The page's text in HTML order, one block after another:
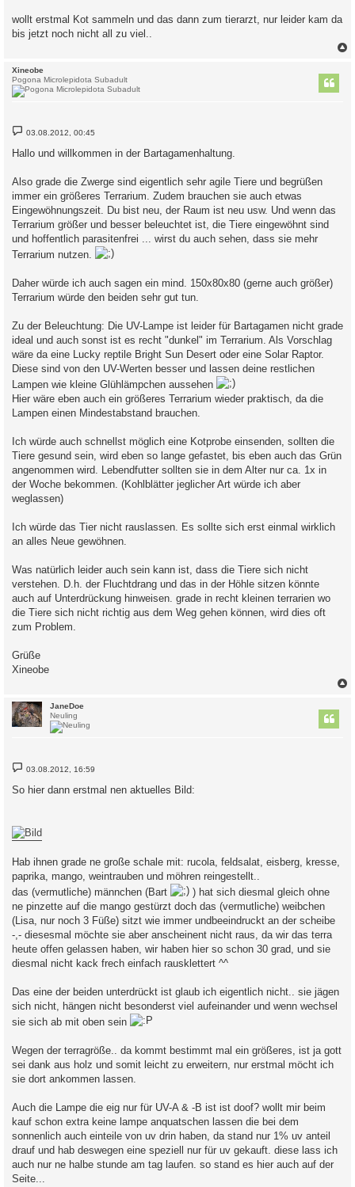
wollt erstmal Kot sammeln und das dann zum tierarzt, nur leider kam da
bis jetzt noch nicht all zu viel..
Xineobe
Pogona Microlepidota Subadult
B
e
i
t
g
03.08.2012, 00:45
Hallo und willkommen in der Bartagamenhaltung.
Also grade die Zwerge sind eigentlich sehr agile Tiere und begrüßen
immer ein größeres Terrarium. Zudem brauchen sie auch etwas
Eingewöhnungszeit. Du bist neu, der Raum ist neu usw. Und wenn das
Terrarium größer und besser beleuchtet ist, die Tiere eingewöhnt sind
und hoffentlich parasitenfrei ... wirst du auch sehen, dass sie mehr
Terrarium nutzen.
Daher würde ich auch sagen ein mind. 150x80x80 (gerne auch größer)
Terrarium würde den beiden sehr gut tun.
Zu der Beleuchtung: Die UV-Lampe ist leider für Bartagamen nicht grade
ideal und auch sonst ist es recht "dunkel" im Terrarium. Als Vorschlag
wäre da eine Lucky reptile Bright Sun Desert oder eine Solar Raptor.
Diese sind von den UV-Werten besser und lassen deine restlichen
Lampen wie kleine Glühlämpchen aussehen
Hier wäre eben auch ein größeres Terrarium wieder praktisch, da die
Lampen einen Mindestabstand brauchen.
Ich würde auch schnellst möglich eine Kotprobe einsenden, sollten die
Tiere gesund sein, wird eben so lange gefastet, bis eben auch das Grün
angenommen wird. Lebendfutter sollten sie in dem Alter nur ca. 1x in
der Woche bekommen. (Kohlblätter jeglicher Art würde ich aber
weglassen)
Ich würde das Tier nicht rauslassen. Es sollte sich erst einmal wirklich
an alles Neue gewöhnen.
Was natürlich leider auch sein kann ist, dass die Tiere sich nicht
verstehen. D.h. der Fluchtdrang und das in der Höhle sitzen könnte
auch auf Unterdrückung hinweisen. grade in recht kleinen terrarien wo
die Tiere sich nicht richtig aus dem Weg gehen können, wird dies oft
zum Problem.
Grüße
Xineobe
JaneDoe
Neuling
B
e
t
03.08.2012, 16:59
So hier dann erstmal nen aktuelles Bild:
Hab ihnen grade ne große schale mit: rucola, feldsalat, eisberg, kresse,
paprika, mango, weintrauben und möhren reingestellt..
das (vermutliche) männchen (Bart
) hat sich diesmal gleich ohne
ne pinzette auf die mango gestürzt doch das (vermutliche) weibchen
(Lisa, nur noch 3 Füße) sitzt wie immer undbeeindruckt an der scheibe
-,- diesesmal möchte sie aber anscheinent nicht raus, da wir das terra
heute offen gelassen haben, wir haben hier so schon 30 grad, und sie
diesmal nicht kack frech einfach rausklettert ^^
Das eine der beiden unterdrückt ist glaub ich eigentlich nicht.. sie jägen
sich nicht, hängen nicht besonderst viel aufeinander und wenn wechsel
sie sich ab mit oben sein
Wegen der terragröße.. da kommt bestimmt mal ein größeres, ist ja gott
sei dank aus holz und somit leicht zu erweitern, nur erstmal möcht ich
sie dort ankommen lassen.
Auch die Lampe die eig nur für UV-A & -B ist ist doof? wollt mir beim
kauf schon extra keine lampe anquatschen lassen die bei dem
sonnenlich auch einteile von uv drin haben, da stand nur 1% uv anteil
drauf und hab deswegen eine speziell nur für uv gekauft. diese lass ich
auch nur ne halbe stunde am tag laufen. so stand es hier auch auf der
Seite...